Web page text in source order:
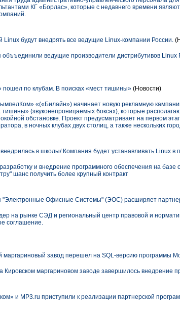
КГ «Борлас», которые с недавнего времени
Linux будут внедрять все ведущие Linux-компании России.
объъединили ведущие производители дистрибутивов
пошел по клубам. В поисках «мест тишины» (Новости)
«(«Билайн») начинает новую рекламную
(звуконепроницаемых боксах), которые
обстановке. Проект предусматривает на первом
в ночных клубах двух столиц, а также нескольких
в школы/ Компания будет устанавливать Linux в
и внедрение программного обеспечения на
шанс получить более крупный контракт
"Электронные Офисные Системы" (ЭОС) расширяет
на рынке СЭД и региональный центр правовой и
соглашение.
маргариновый завод перешел на SQL-версию программы
Кировском маргариновом заводе завершилось внедрение
и MP3.ru приступили к реализации партнерской